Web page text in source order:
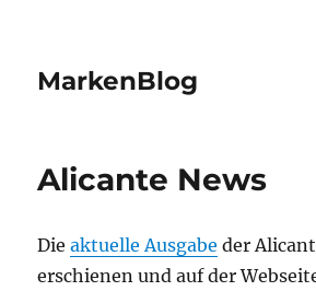
MarkenBlog
Alicante News
Dieaktuelle Ausgabe der
erschienen und auf der